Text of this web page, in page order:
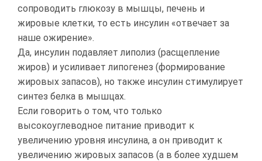
сопроводить глюкозу в мышцы, печень и
жировые клетки, то есть инсулин «отвечает за
наше ожирение».
Да, инсулин подавляет липолиз (расщепление
жиров) и усиливает липогенез (формирование
жировых запасов), но также инсулин стимулирует
синтез белка в мышцах.
Если говорить о том, что только
высокоуглеводное питание приводит к
увеличению уровня инсулина, а он приводит к
увеличению жировых запасов (а в более худшем